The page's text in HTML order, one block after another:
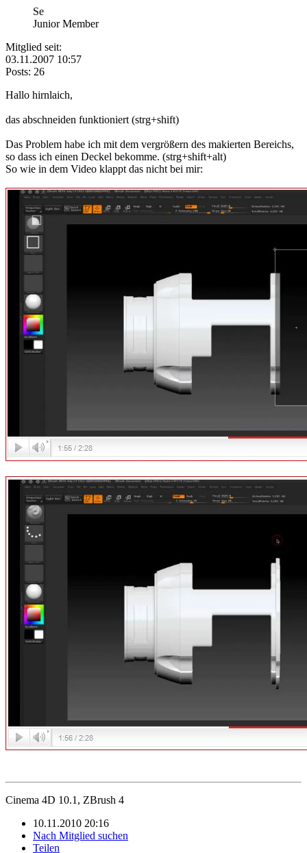
Se
Junior Member
Mitglied seit:
03.11.2007 10:57
Posts: 26
Hallo hirnlaich,
das abschneiden funktioniert (strg+shift)
Das Problem habe ich mit dem vergrößern des makierten Bereichs,
so dass ich einen Deckel bekomme. (strg+shift+alt)
So wie in dem Video klappt das nicht bei mir:
Cinema 4D 10.1, ZBrush 4
10.11.2010 20:16
Nach Mitglied suchen
Teilen